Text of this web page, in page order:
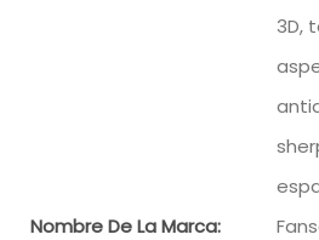
3D,
Nombre De La Marca: